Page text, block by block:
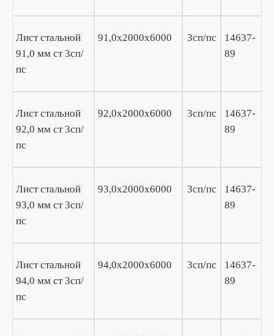
Лист стальной
91,0 мм ст 3сп/
пс
91,0х2000х6000 3сп/пс
14637-
89
Лист стальной
92,0 мм ст 3сп/
пс
92,0х2000х6000 3сп/пс
14637-
89
Лист стальной
93,0 мм ст 3сп/
пс
93,0х2000х6000 3сп/пс
14637-
89
Лист стальной
94,0 мм ст 3сп/
пс
94,0х2000х6000 3сп/пс
14637-
89